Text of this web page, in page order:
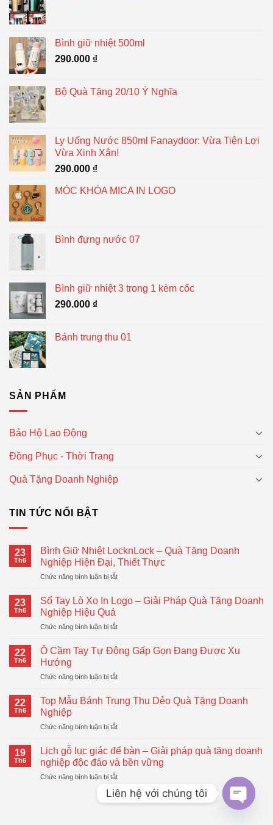
Bình giữ nhiệt 500ml
290.000 ₫
Bộ Quà Tặng 20/10 Ý Nghĩa
Ly Uống Nước 850ml Fanaydoor: Vừa Tiện Lợi
Vừa Xinh Xắn!
290.000 ₫
MÓC KHÓA MICA IN LOGO
Bình đựng nước 07
Bình giữ nhiệt 3 trong 1 kèm cốc
290.000 ₫
Bánh trung thu 01
SẢN PHẨM
Bảo Hộ Lao Động
Đồng Phục - Thời Trang
Quà Tặng Doanh Nghiệp
TIN TỨC NỔI BẬT
23
Th6
Bình Giữ Nhiệt LocknLock – Quà Tặng Doanh
Nghiệp Hiện Đại, Thiết Thực
Chức năng bình luận bị tắtở
Nhiệt
–
Tặng
Hiện
Thiết
23
Th6
Sổ Tay Lò Xo In Logo – Giải Pháp Quà Tặng Doanh
Nghiệp Hiệu Quả
Chức năng bình luận bị tắtở
Tay
In
–
Quà
Doanh
Nghiệp
Quả
22
Th6
Ô Cầm Tay Tự Động Gấp Gọn Đang Được Xu
Hướng
Chức năng bình luận bị tắtở
Tay
Động
Gọn
Đang
Xu
Hướng
22
Th6
Top Mẫu Bánh Trung Thu Dẻo Quà Tặng Doanh
Nghiệp
Chức năng bình luận bị tắtở
Mẫu
Bánh
Trung
Thu
Dẻo
Quà
19
Th6
Lịch gỗ lục giác để bàn – Giải pháp quà tặng doanh
nghiệp độc đáo và bền vững
Chức năng bình luận bị tắtở
gỗ
Liên hệ với chúng tôi